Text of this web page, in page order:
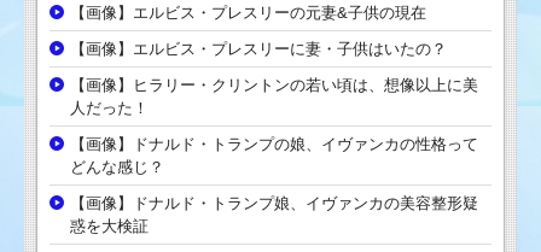
【画像】エルビス・プレスリーの元妻&子供の現在
【画像】エルビス・プレスリーに妻・子供はいたの？
【画像】ヒラリー・クリントンの若い頃は、想像以上に美
人だった！
【画像】ドナルド・トランプの娘、イヴァンカの性格って
どんな感じ？
【画像】ドナルド・トランプ娘、イヴァンカの美容整形疑
惑を大検証